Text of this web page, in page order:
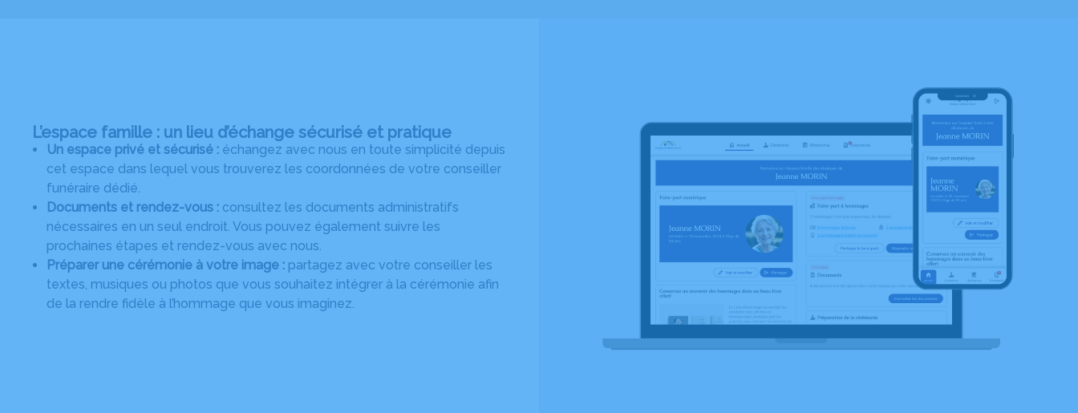
L’espace famille : un lieu d’échange sécurisé et pratique
Un espace privé et sécurisé : échangez avec nous en toute simplicité depuis
cet espace dans lequel vous trouverez les coordonnées de votre conseiller
funéraire dédié.
Documents et rendez-vous : consultez les documents administratifs
nécessaires en un seul endroit. Vous pouvez également suivre les
prochaines étapes et rendez-vous avec nous.
Préparer une cérémonie à votre image : partagez avec votre conseiller les
textes, musiques ou photos que vous souhaitez intégrer à la cérémonie afin
de la rendre fidèle à l’hommage que vous imaginez.